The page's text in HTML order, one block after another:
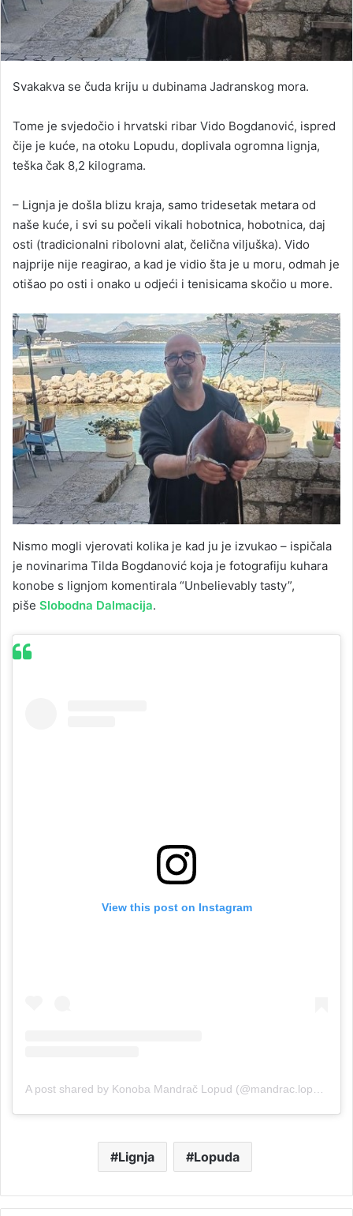
Svakakva se čuda kriju u dubinama Jadranskog mora.
Tome je svjedočio i hrvatski ribar Vido Bogdanović, ispred
čije je kuće, na otoku Lopudu, doplivala ogromna lignja,
teška čak 8,2 kilograma.
– Lignja je došla blizu kraja, samo tridesetak metara od
naše kuće, i svi su počeli vikali hobotnica, hobotnica, daj
osti (tradicionalni ribolovni alat, čelična viljuška). Vido
najprije nije reagirao, a kad je vidio šta je u moru, odmah je
otišao po osti i onako u odjeći i tenisicama skočio u more.
Nismo mogli vjerovati kolika je kad ju je izvukao – ispičala
je novinarima Tilda Bogdanović koja je fotografiju kuhara
konobe s lignjom komentirala “Unbelievably tasty”,
piše Slobodna Dalmacija.
View this post on Instagram
A post shared by Konoba Mandrač Lopud (@mandrac.lopud)
Lignja Lopuda